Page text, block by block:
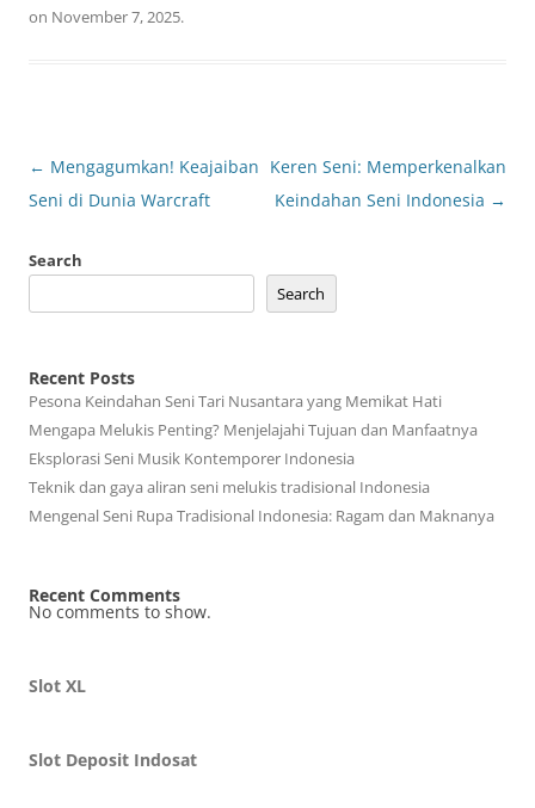
on November 7, 2025.
Post
navigation
← Mengagumkan! Keajaiban
Seni di Dunia Warcraft
Keren Seni: Memperkenalkan
Keindahan Seni Indonesia →
Search
Search
Recent Posts
Pesona Keindahan Seni Tari Nusantara yang Memikat Hati
Mengapa Melukis Penting? Menjelajahi Tujuan dan Manfaatnya
Eksplorasi Seni Musik Kontemporer Indonesia
Teknik dan gaya aliran seni melukis tradisional Indonesia
Mengenal Seni Rupa Tradisional Indonesia: Ragam dan Maknanya
Recent Comments
No comments to show.
Slot XL
Slot Deposit Indosat